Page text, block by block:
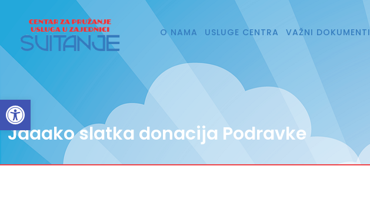
Open toolbar
O NAMA USLUGE CENTRA VAŽNI DOKUMENTI
Jaaako slatka donacija Podravke